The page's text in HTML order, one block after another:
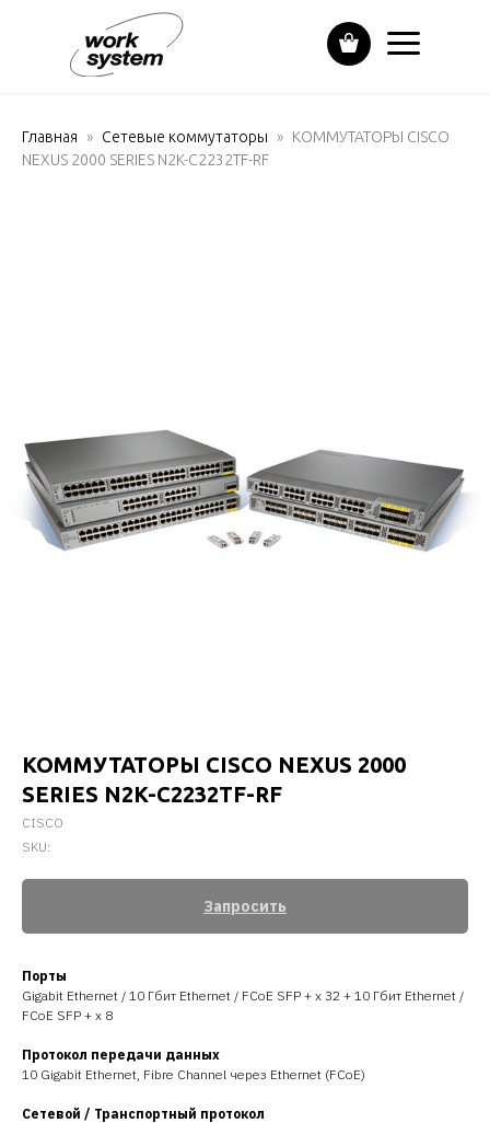
Главная Сетевые коммутаторы
КОММУТАТОРЫ CISCO
NEXUS 2000 SERIES N2K-C2232TF-RF
КОММУТАТОРЫ CISCO NEXUS 2000
SERIES N2K-C2232TF-RF
CISCO
SKU:
Запросить
Порты
Gigabit Ethernet / 10 Гбит Ethernet / FCoE SFP + x 32 + 10 Гбит Ethernet /
FCoE SFP + x 8
Протокол передачи данных
10 Gigabit Ethernet, Fibre Channel через Ethernet (FCoE)
Сетевой / Транспортный протокол